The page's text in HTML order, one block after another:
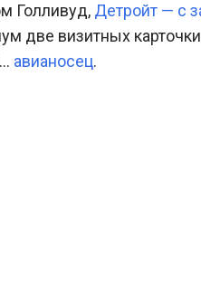
Голливуд, Детройт — с
две визитных
авианосец.